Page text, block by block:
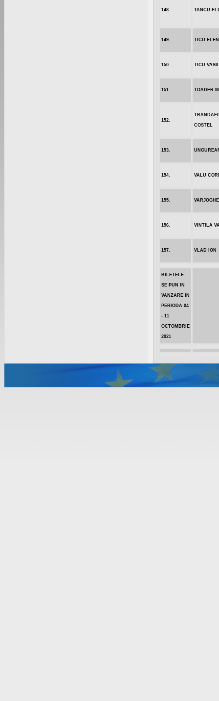
148. TANCU
149. TICU
150. TICU
151. TOADER
152.
COSTEL
153.
154. VALU
155.
156. VINTILA
157. VLAD ION
BILETELE
SE PUN IN
VANZARE IN
PERIODA 04
- 11
OCTOMBRIE
2021